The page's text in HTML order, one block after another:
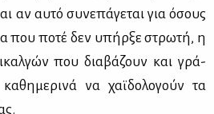
αν αυ­τό συ­νε­πά­γε­ται για όσους
που πο­τέ δεν υπήρ­ξε στρω­τή, η
που δια­βά­ζουν και γρά­
να χαϊ­δο­λο­γούν τα